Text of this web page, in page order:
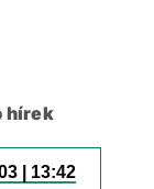
hírek
| 13:42